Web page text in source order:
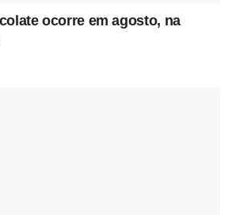
ocorre em agosto, na